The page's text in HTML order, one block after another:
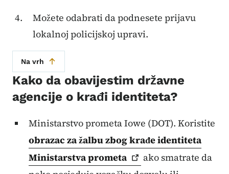
Možete odabrati da podnesete prijavu
lokalnoj policijskoj upravi.
Na vrh
Kako da obavijestim državne
agencije o krađi identiteta?
Ministarstvo prometa Iowe (DOT). Koristite
obrazac za žalbu zbog krađe identiteta
Ministarstvaprometa
ako smatrate da